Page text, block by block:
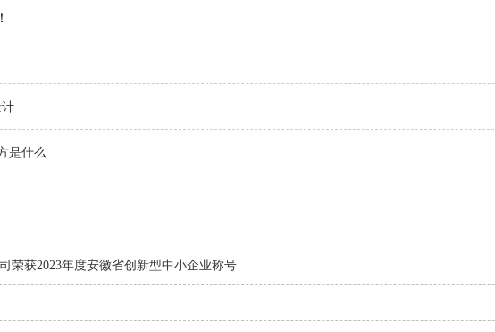
是什么
荣获2023年度安徽省创新型中小企业称号